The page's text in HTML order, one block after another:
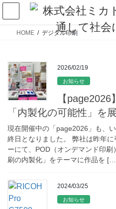
HOME デジタル印刷
2026/02/19
お知らせ
【
「内製化の可能性」を
現在開催中の「page2026」も、
終日となりました。 弊社は昨年
ーにて、POD（オンデマンド印
刷の内製化」をテーマに作品を
2024/03/25
お知らせ